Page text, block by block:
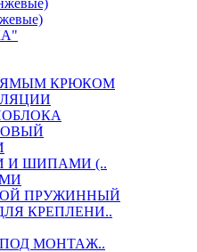
КРЮКОМ
И ШИПАМИ (..
ПРУЖИННЫЙ
КРЕПЛЕНИ..
ПОД МОНТАЖ..